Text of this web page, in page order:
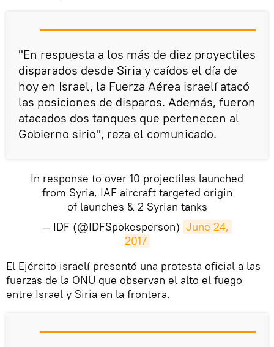
"En respuesta a los más de diez proyectiles
disparados desde Siria y caídos el día de
hoy en Israel, la Fuerza Aérea israelí atacó
las posiciones de disparos. Además, fueron
atacados dos tanques que pertenecen al
Gobierno sirio", reza el comunicado.
In response to over 10 projectiles launched
from Syria, IAF aircraft targeted origin
of launches & 2 Syrian tanks
— IDF (@IDFSpokesperson) June 24,
2017
El Ejército israelí presentó una protesta oficial a las
fuerzas de la ONU que observan el alto el fuego
entre Israel y Siria en la frontera.